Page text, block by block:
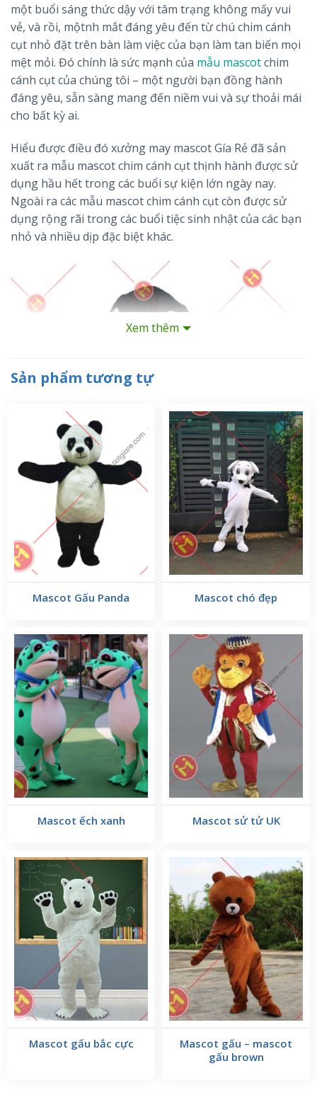
một buổi sáng thức dậy với tâm trạng không mấy vui
vẻ, và rồi, mộtnh mắt đáng yêu đến từ chú chim cánh
cụt nhỏ đặt trên bàn làm việc của bạn làm tan biến mọi
mệt mỏi. Đó chính là sức mạnh của mẫu mascotchim
cánh cụt của chúng tôi – một người bạn đồng hành
đáng yêu, sẵn sàng mang đến niềm vui và sự thoải mái
cho bất kỳ ai.
Hiểu được điều đó xưởng may mascot Gía Rẻ đã sản
xuất ra mẫu mascot chim cánh cụt thịnh hành được sử
dụng hầu hết trong các buổi sự kiện lớn ngày nay.
Ngoài ra các mẫu mascot chim cánh cụt còn được sử
dụng rộng rãi trong các buổi tiệc sinh nhật của các bạn
nhỏ và nhiều dịp đặc biệt khác.
Thông tin về các mẫu
mascot chim cánh
cụt:
1 Hình dáng và thiết của của mẫu mascot chim
cánh cụt:
Mascot chim cánh cụt tại xưởng may mascot Gía Rẻ
đôi mắt tròn xoe đầy tò mò cho đến bộ lông mượt mà,
tất cả đều được tái hiện một cách sống động nhất.
Không chỉ là một món đồ chơi, đây là biểu tượng của sự
vui vẻ và lạc quan, một món quà hoàn hảo cho mọi lứa
tuổi và mọi dịp. Với chiều cao từ 2m và màu sắc trắng
xám đen làm chủ đạo, chắc hẳn đây sẽ là tâm điểm của
mọi bữa tiệc sự kiện.
2 Chất Lượng và Sự Thoải Mái
Được làm từ những chất liệu cao cấp, mềm mại và thân
thiện với làn da,mascot chim cánh cụtcủa chúng tôi
đảm bảo sự thoải mái tối đa khi sử dụng. Dù là để
Xem thêm
Sản phẩm tương tự
Mascot Gấu Panda Mascot chó đẹp
Mascot ếch xanh Mascot sử tử UK
Mascot gấu bắc cực
Mascot gấu – mascot
gấu brown